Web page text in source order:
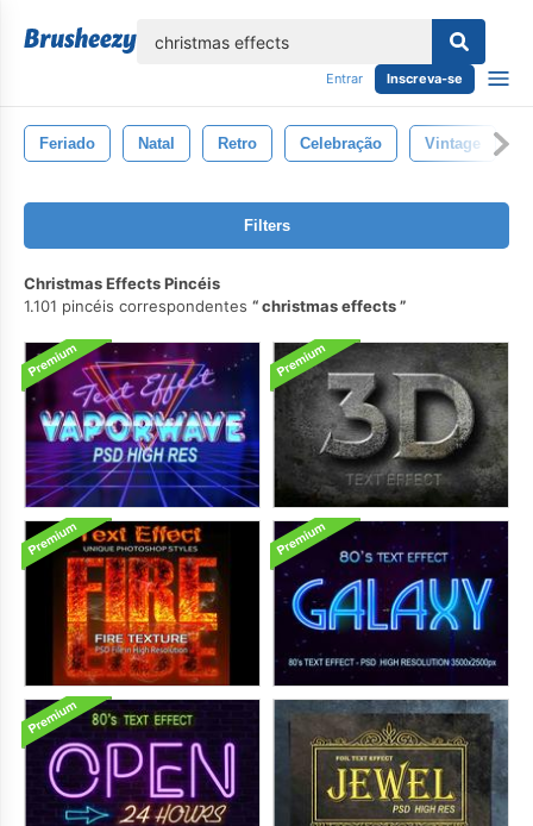
Entrar Inscreva-se
Feriado Natal Retro Celebração Vintage
Filters
Christmas Effects Pincéis
1.101 pincéis correspondentes
christmas effects